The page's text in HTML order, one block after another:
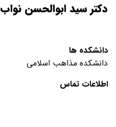
دکتر سید ابوالحسن نواب
دانشکده ها
دانشکده مذاهب اسلامی
اطلاعات تماس